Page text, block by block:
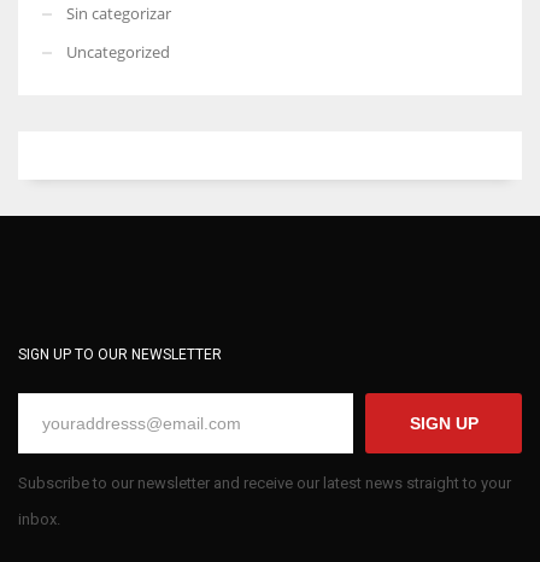
Sin categorizar
Uncategorized
SIGN UP TO OUR NEWSLETTER
SIGN UP
Subscribe to our newsletter and receive our latest news straight to your
inbox.